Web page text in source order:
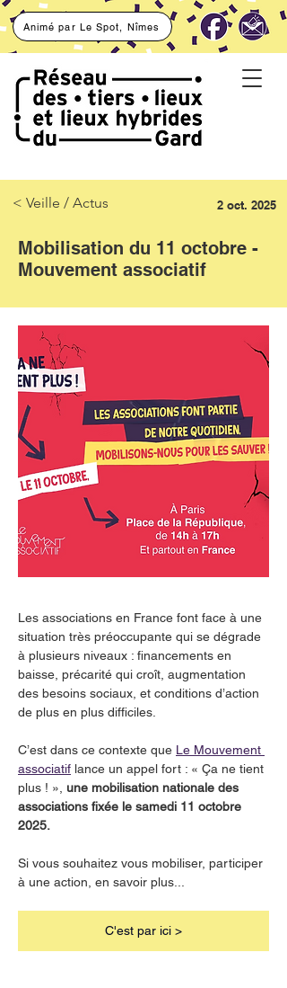
Animé par Le Spot, Nîmes
< Veille / Actus 2 oct. 2025
Mobilisation du 11 octobre -
Mouvement associatif
Les associations en France font face à une
situation très préoccupante qui se dégrade
à plusieurs niveaux : financements en
baisse, précarité qui croît, augmentation
des besoins sociaux, et conditions d’action
de plus en plus difficiles.
C’est dans ce contexte que Le Mouvement
associatif lance un appel fort : « Ça ne tient
plus ! », une mobilisation nationale des
associations fixée le samedi 11 octobre
2025.
Si vous souhaitez vous mobiliser, participer
à une action, en savoir plus...
C'est par ici >